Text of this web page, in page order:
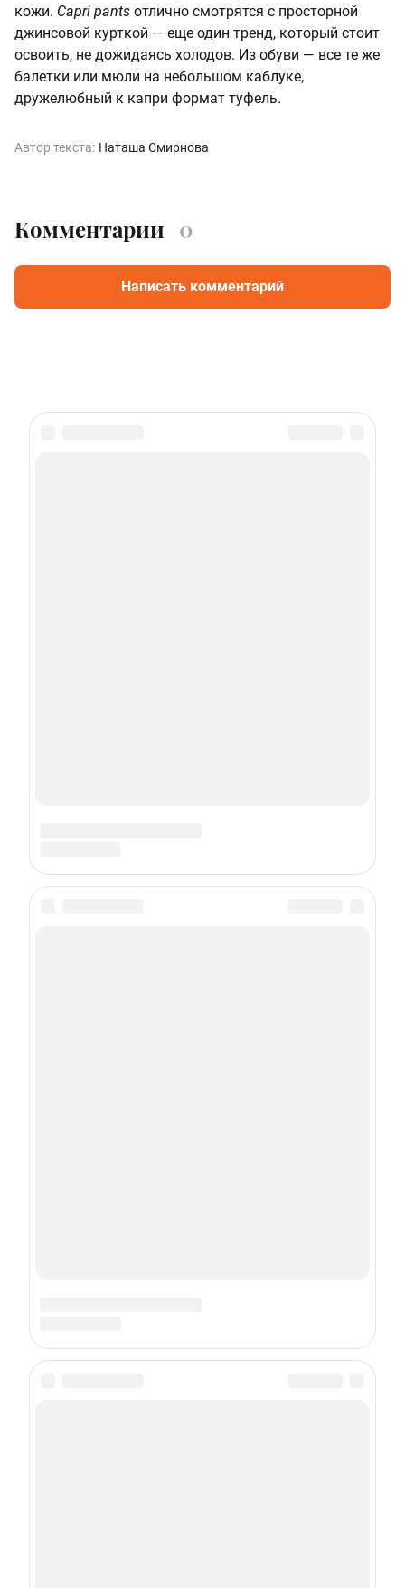
кожи. Capri pants отлично смотрятся с просторной
джинсовой курткой — еще один тренд, который стоит
освоить, не дожидаясь холодов. Из обуви — все те же
балетки или мюли на небольшом каблуке,
дружелюбный к капри формат туфель.
Автор текста: Наташа Смирнова
Комментарии 0
Написать комментарий